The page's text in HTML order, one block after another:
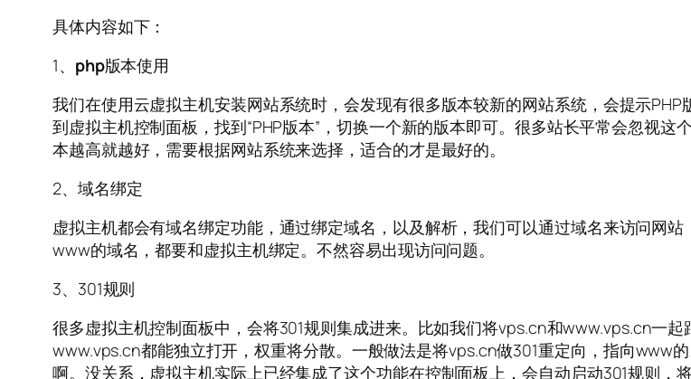
具体内容如下：
1、 php版本使用
我们在使用云虚拟主机安装网站系统时，会发现有很多版本较新的网站系统，会提示
到虚拟主机控制面板，找到“PHP版本”，切换一个新的版本即可。很多站长平常会忽视
本越高就越好，需要根据网站系统来选择，适合的才是最好的。
2、域名绑定
虚拟主机都会有域名绑定功能，通过绑定域名，以及解析，我们可以通过域名来访问网
www的域名，都要和虚拟主机绑定。不然容易出现访问问题。
3、301规则
很多虚拟主机控制面板中，会将301规则集成进来。比如我们将vps.cn和www.vps.cn一
www.vps.cn都能独立打开，权重将分散。一般做法是将vps.cn做301重定向，指向www
啊。没关系，虚拟主机实际上已经集成了这个功能在控制面板上，会自动启动301规则